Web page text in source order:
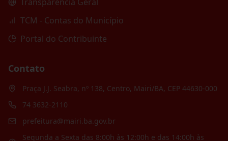
TCM - Contas do Município
Portal do Contribuinte
Contato
Praça J.J. Seabra, nº 138, Centro, Mairi/BA, CEP 44630-000
74 3632-2110
prefeitura@mairi.ba.gov.br
Segunda a Sexta das 8:00h às 12:00h e das 14:00h às